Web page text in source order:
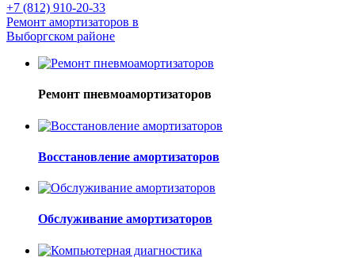
+7 (812) 910-20-33
Ремонт амортизаторов в
Выборгском районе
Ремонт пневмоамортизаторов
Восстановление амортизаторов
Обслуживание амортизаторов